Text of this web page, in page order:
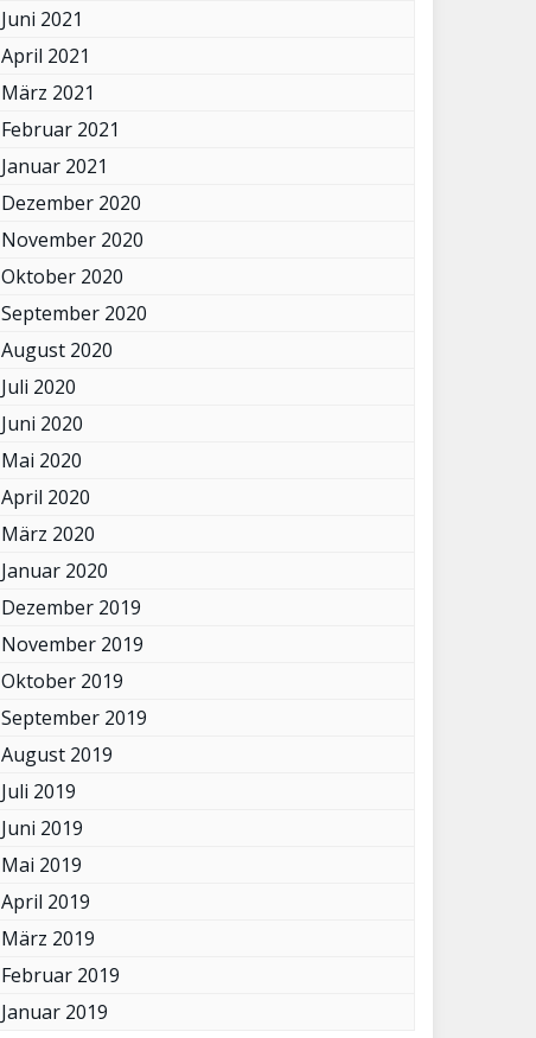
Juni 2021
April 2021
März 2021
Februar 2021
Januar 2021
Dezember 2020
November 2020
Oktober 2020
September 2020
August 2020
Juli 2020
Juni 2020
Mai 2020
April 2020
März 2020
Januar 2020
Dezember 2019
November 2019
Oktober 2019
September 2019
August 2019
Juli 2019
Juni 2019
Mai 2019
April 2019
März 2019
Februar 2019
Januar 2019